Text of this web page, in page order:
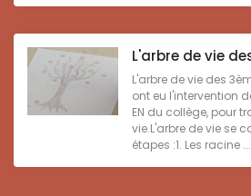
L'arbre de vie
L'arbre de vie des
ont eu l'intervention
EN du collège, pour
vie.L'arbre de vie se
étapes :1. Les racine ...